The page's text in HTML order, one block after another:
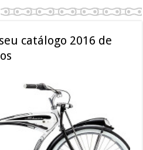
catálogo 2016 de